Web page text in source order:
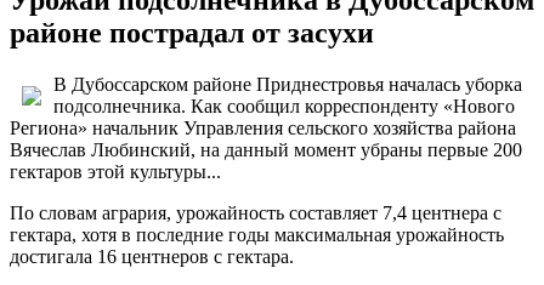
районе пострадал от засухи
В Дубоссарском районе Приднестровья началась уборка
подсолнечника. Как сообщил корреспонденту «Нового
Региона» начальник Управления сельского хозяйства района
Вячеслав Любинский, на данный момент убраны первые 200
гектаров этой культуры...
По словам агрария, урожайность составляет 7,4 центнера с
гектара, хотя в последние годы максимальная урожайность
достигала 16 центнеров с гектара.